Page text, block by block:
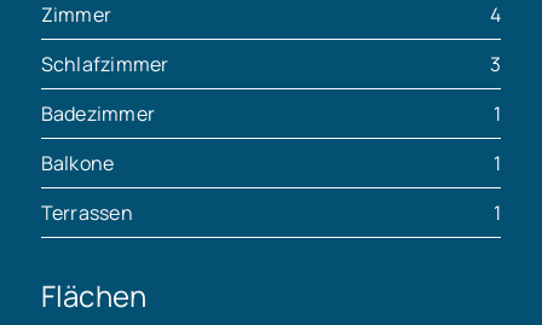
Zimmer
4
Schlafzimmer
3
Badezimmer
1
Balkone
1
Terrassen
1
Flächen